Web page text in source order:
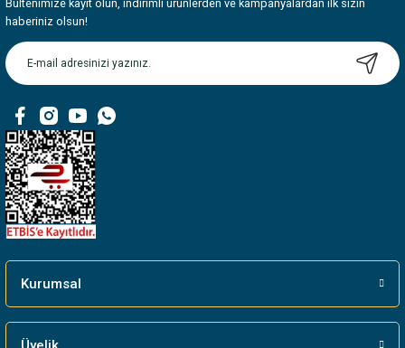
Bültenimize kayıt olun, indirimli ürünlerden ve kampanyalardan ilk sizin
haberiniz olsun!
Kurumsal